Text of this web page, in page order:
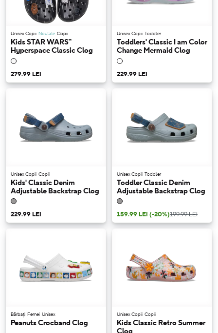
Unisex Copii Noutate Copii
Kids STAR WARS™
Hyperspace Classic Clog
279.99 LEI
Unisex Copii Toddler
Toddlers' Classic I am Color
Change Mermaid Clog
229.99 LEI
Unisex Copii Copii
Kids' Classic Denim
Adjustable Backstrap Clog
229.99 LEI
Unisex Copii Toddler
Toddler Classic Denim
Adjustable Backstrap Clog
159.99 LEI (-20%)199.99 LEI
Bărbați Femei Unisex
Peanuts Crocband Clog
Unisex Copii Copii
Kids Classic Retro Summer